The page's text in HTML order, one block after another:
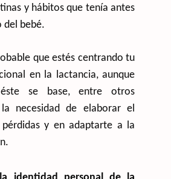
y hábitos que tenía antes
del bebé.
que estés centrando tu
en la lactancia, aunque
se base, entre otros
necesidad de elaborar el
y en adaptarte a la